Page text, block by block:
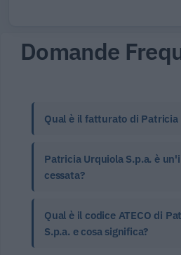
Domande
Qual è il fatturato di Patricia
Patricia Urquiola S.p.a. è
cessata?
Qual è il codice ATECO di
S.p.a. e cosa significa?